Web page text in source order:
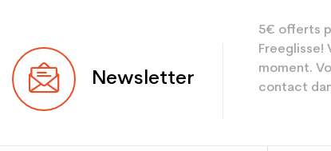
Utilisateur
Niveau
Newsletter
5€ offerts
Freeglisse!
moment.
contact